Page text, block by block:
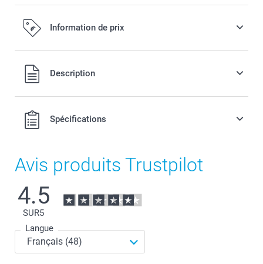
Information de prix
Tous les prix sont en EURO (€), TVA incluse et hors frais de
port.
Description
Spécifications
Avis produits Trustpilot
4.5
SUR5
Langue